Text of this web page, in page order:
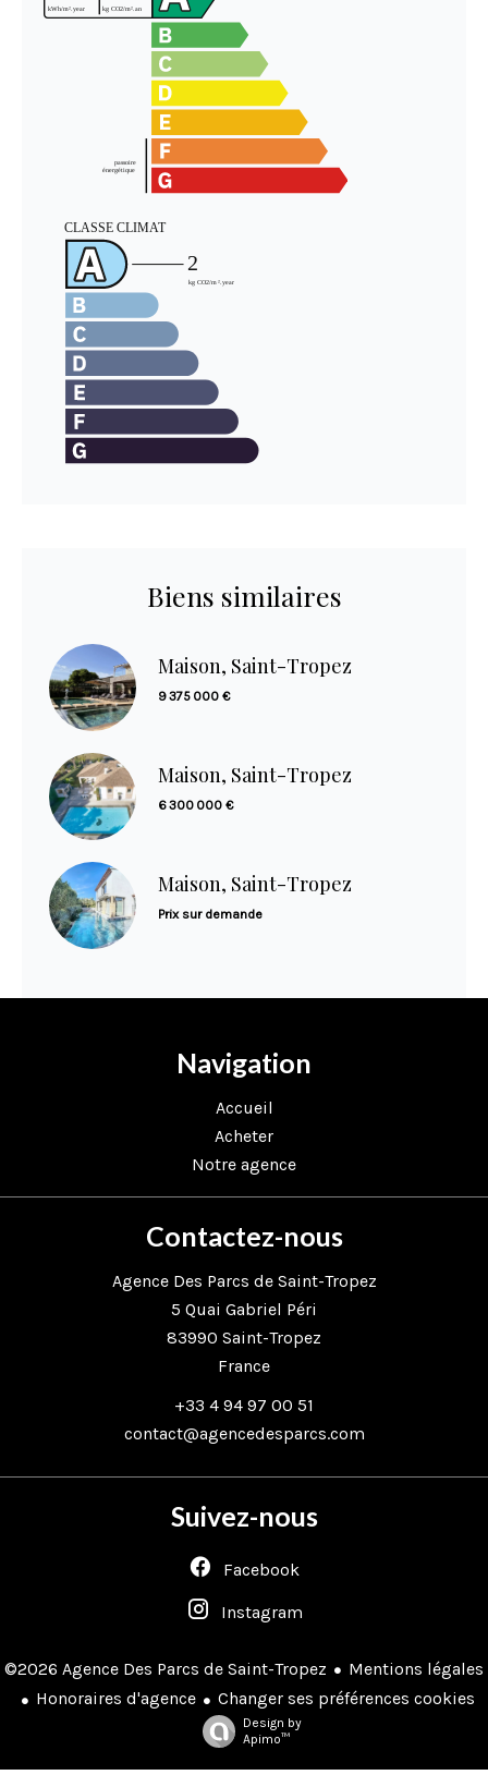
Biens similaires
Maison, Saint-Tropez
9 375 000 €
Maison, Saint-Tropez
6 300 000 €
Maison, Saint-Tropez
Prix sur demande
Navigation
Accueil
Acheter
Notre agence
Contactez-nous
Agence Des Parcs de Saint-Tropez
5 Quai Gabriel Péri
83990 Saint-Tropez
France
+33 4 94 97 00 51
contact@agencedesparcs.com
Suivez-nous
Facebook
Instagram
©2026 Agence Des Parcs de Saint-Tropez
Mentions légales
Honoraires d'agence
Changer ses préférences cookies
Design by
Apimo™